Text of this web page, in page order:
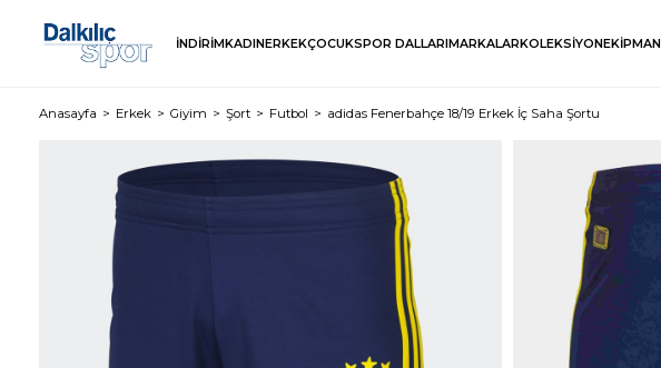
İNDİRİMKADINERKEKÇOCUKSPOR DALLARIMARKALARKOLEKSİYONEKİPMAN
Anasayfa Erkek Giyim Şort Futbol adidas Fenerbahçe 18/19 Erkek İç Saha Şortu